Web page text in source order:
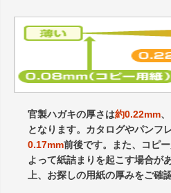
官製ハガキの厚さは約0.22mm
となります。カタログやパンフ
0.17mm前後です。また、コピ
よって紙詰まりを起こす場合が
上、お探しの用紙の厚みをご確